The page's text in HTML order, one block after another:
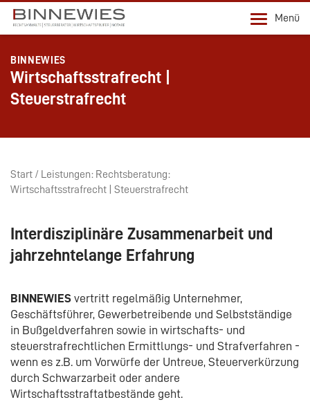
Menü
BINNEWIES
Wirtschaftsstrafrecht |
Steuerstrafrecht
Start Leistungen
Rechtsberatung
Wirtschaftsstrafrecht | Steuerstrafrecht
Interdisziplinäre Zusammenarbeit und
jahrzehntelange Erfahrung
BINNEWIES vertritt regelmäßig Unternehmer,
Geschäftsführer, Gewerbetreibende und Selbstständige
in Bußgeldverfahren sowie in wirtschafts- und
steuerstrafrechtlichen Ermittlungs- und Strafverfahren -
wenn es z.B. um Vorwürfe der Untreue, Steuerverkürzung
durch Schwarzarbeit oder andere
Wirtschaftsstraftatbestände geht.